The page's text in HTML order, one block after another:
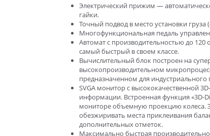
Электрический прижим —
гайки.
Точный подвод в место установки
Многофункциональная педаль
Автомат с производительностью до
самый быстрый в своем классе.
Вычислительный блок построен на
высокопроизводительном
предназначенном для
SVGA монитор с высококачественной
информации. Встроенная функция «3D-
мониторе объемную проекцию колеса.
обезжиривать места приклеивания
дополнительных отметок.
Максимально быстрая